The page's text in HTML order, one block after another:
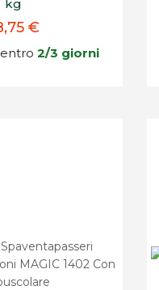
kg
€
entro2/3 giorni